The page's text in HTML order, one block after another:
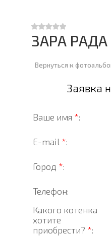
ЗАРА РАДА
Вернуться к
Заявка
Ваше имя *:
E-mail *:
Город *:
Телефон:
Какого котенка
хотите
приобрести? *: